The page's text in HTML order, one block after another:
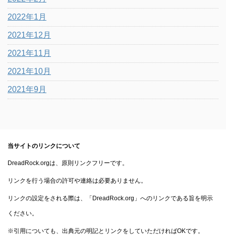
2022年1月
2021年12月
2021年11月
2021年10月
2021年9月
当サイトのリンクについて
DreadRock.orgは、原則リンクフリーです。
リンクを行う場合の許可や連絡は必要ありません。
リンクの設定をされる際は、「DreadRock.org」へのリンクである旨を明示
ください。
※引用についても、出典元の明記とリンクをしていただければOKです。